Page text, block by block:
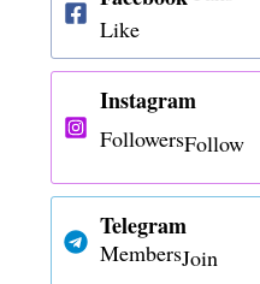
Like
Instagram
FollowersFollow
Telegram
MembersJoin